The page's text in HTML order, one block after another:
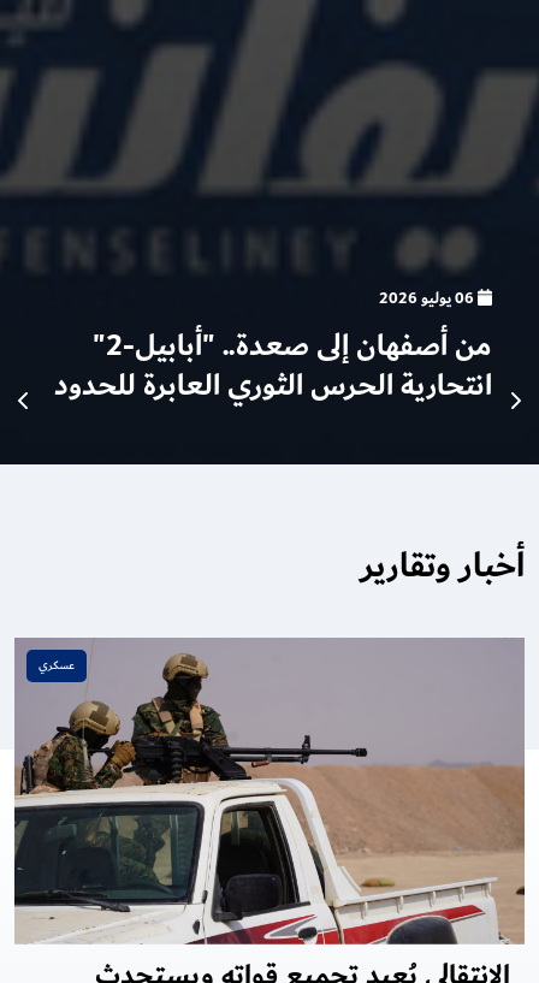
من أصفهان إلى صعدة.. "أبابيل-2"
انتحارية الحرس الثوري العابرة للحدود
أخبار وتقارير
عسكري